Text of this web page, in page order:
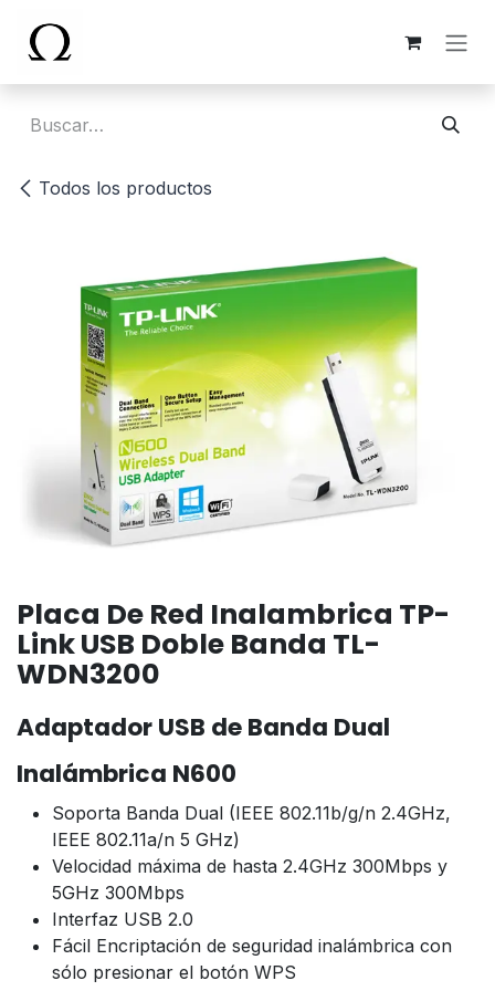
Todos los productos
Placa De Red Inalambrica TP-
Link USB Doble Banda TL-
WDN3200
Adaptador USB de Banda Dual
Inalámbrica N600
Soporta Banda Dual (IEEE 802.11b/g/n 2.4GHz,
IEEE 802.11a/n 5 GHz)
Velocidad máxima de hasta 2.4GHz 300Mbps y
5GHz 300Mbps
Interfaz USB 2.0
Fácil Encriptación de seguridad inalámbrica con
sólo presionar el botón WPS